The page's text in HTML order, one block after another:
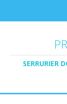
SERRURIER